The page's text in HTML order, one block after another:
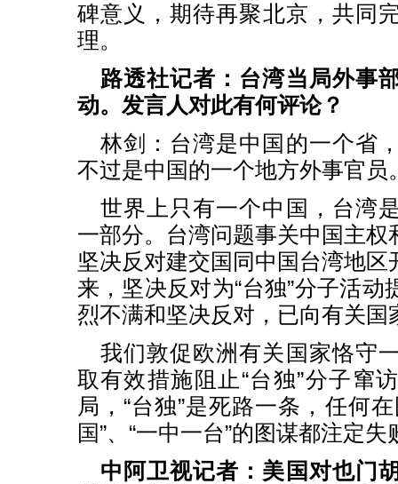
碑意义，期待再聚北京，共同
理。
路透社记者：台湾当局外事
动。发言人对此有何评论？
林剑：台湾是中国的一个省
不过是中国的一个地方外事官员
世界上只有一个中国，台湾
一部分。台湾问题事关中国主权
坚决反对建交国同中国台湾地
来，坚决反对为“台独”分子活
烈不满和坚决反对，已向有关国
我们敦促欧洲有关国家恪守
取有效措施阻止“台独”分子窜
局，“台独”是死路一条，任何
国”、“一中一台”的图谋都注定失
中阿卫视记者：美国对也门